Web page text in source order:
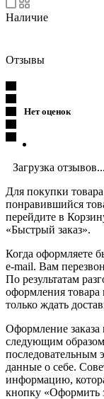
Наличие
Отзывы
Нет оценок
Загрузка отзывов...
Для покупки
понравившийся
перейдите в
«Быстрый заказ».
Когда оформляете
e-mail. Вам
По результатам
оформления товара
только ждать
Оформление
следующим
последовательным
данные о себе.
информацию,
кнопку «Оформить